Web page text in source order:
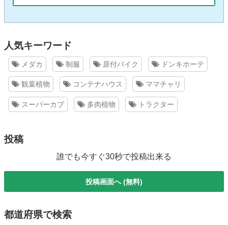
人気キーワード
メダカ 制服 原付バイク ドンキホーテ
観葉植物 コンテナハウス ママチャリ
スーパーカブ 多肉植物 トラクター
投稿
誰でも今すぐ30秒で投稿出来る
投稿画面へ (無料)
都道府県で検索